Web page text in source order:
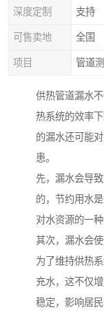
深度定制 支持
可售卖地 全国
项目 管道
供热管道漏水
热系统的效率
的漏水还可能
患。
先，漏水会导
的，节约用水
对水资源的一种
其次，漏水会
为了维持供热
充水，这不仅
稳定，影响居民